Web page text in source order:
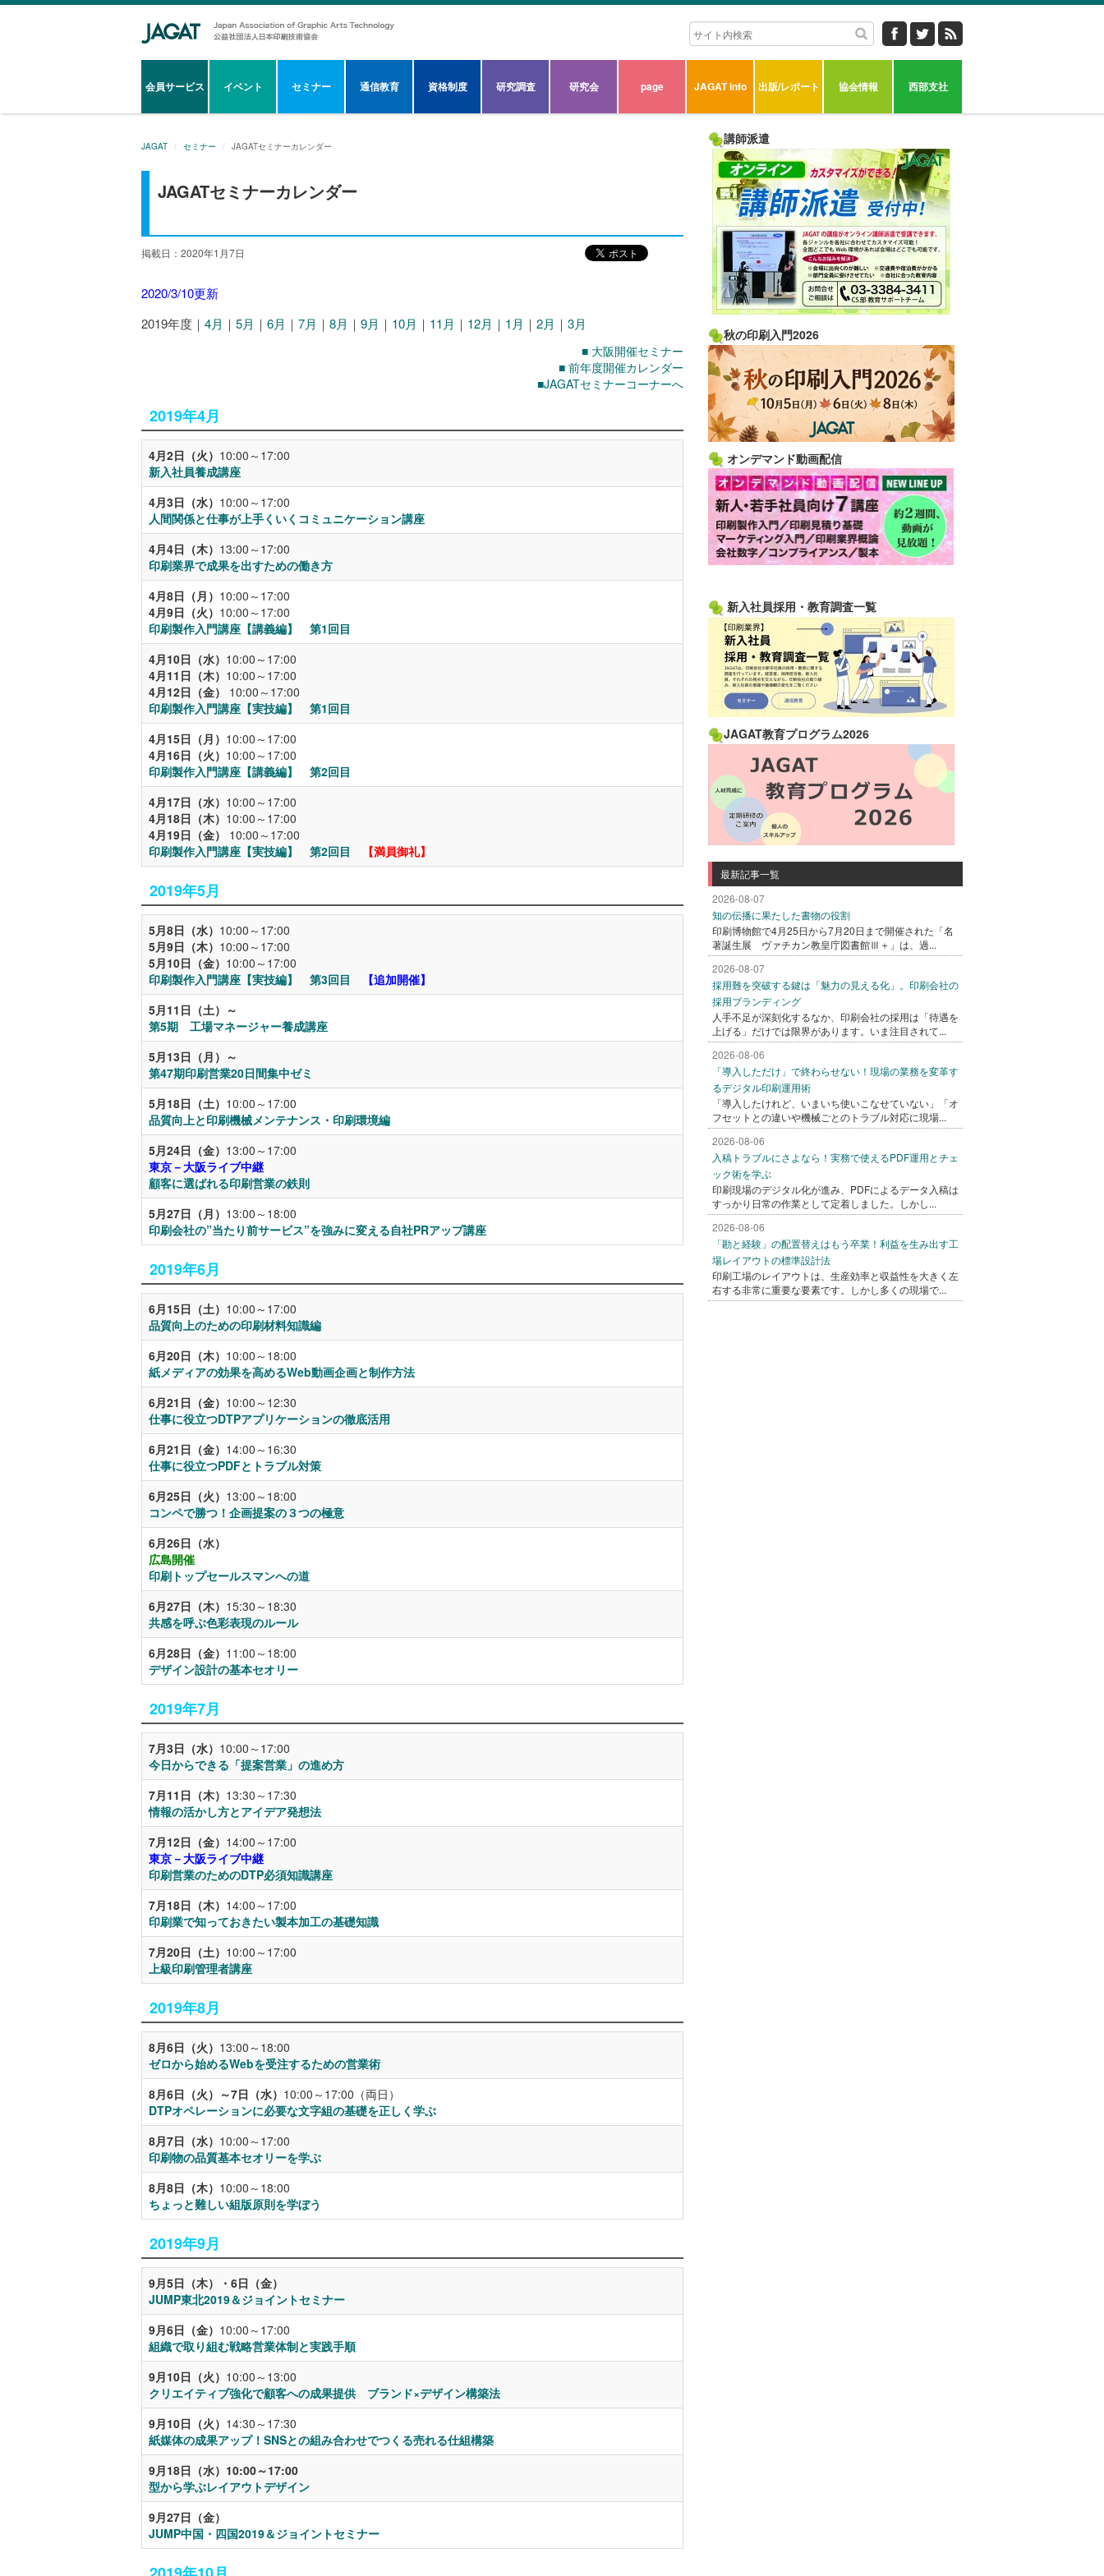
会員サービス イベント セミナー 通信教育 資格制度 研究調査 研究会 page JAGAT info 出版/レポート 協会情報 西部支社
JAGAT セミナー JAGATセミナーカレンダー
JAGATセミナーカレンダー
掲載日：2020年1月7日
2020/3/10更新
2019年度｜ 4月 ｜ 5月 ｜ 6月 ｜ 7月 ｜ 8月 ｜ 9月 ｜ 10月 ｜ 11月 ｜ 12月 ｜ 1月 ｜ 2月 ｜ 3月
■ 大阪開催セミナー
■ 前年度開催カレンダー
■JAGATセミナーコーナーへ
2019年4月
4月2日（火） 10:00～17:00
新入社員養成講座
4月3日（水） 10:00～17:00
人間関係と仕事が上手くいくコミュニケーション講座
4月4日（木） 13:00～17:00
印刷業界で成果を出すための働き方
4月8日（月） 10:00～17:00
4月9日（火） 10:00～17:00
印刷製作入門講座【講義編】 第1回目
4月10日（水） 10:00～17:00
4月11日（木） 10:00～17:00
4月12日（金）
10:00～17:00
印刷製作入門講座【実技編】 第1回目
4月15日（月） 10:00～17:00
4月16日（火） 10:00～17:00
印刷製作入門講座【講義編】 第2回目
4月17日（水） 10:00～17:00
4月18日（木） 10:00～17:00
4月19日（金） 10:00～17:00
印刷製作入門講座【実技編】 第2回目
【満員御礼】
2019年5月
5月8日（水） 10:00～17:00
5月9日（木） 10:00～17:00
5月10日（金） 10:00～17:00
印刷製作入門講座【実技編】 第3回目
【追加開催】
5月11日（土）～
第5期 工場マネージャー養成講座
5月13日（月）～
第47期印刷営業20日間集中ゼミ
5月18日（土） 10:00～17:00
品質向上と印刷機械メンテナンス・印刷環境編
5月24日（金） 13:00～17:00
東京－大阪ライブ中継
顧客に選ばれる印刷営業の鉄則
5月27日（月） 13:00～18:00
印刷会社の”当たり前サービス”を強みに変える自社PRアップ講座
2019年6月
6月15日（土） 10:00～17:00
品質向上のための印刷材料知識編
6月20日（木） 10:00～18:00
紙メディアの効果を高めるWeb動画企画と制作方法
6月21日（金） 10:00～12:30
仕事に役立つDTPアプリケーションの徹底活用
6月21日（金） 14:00～16:30
仕事に役立つPDFとトラブル対策
6月25日（火） 13:00～18:00
コンペで勝つ！企画提案の３つの極意
6月26日（水）
広島開催
印刷トップセールスマンへの道
6月27日（木） 15:30～18:30
共感を呼ぶ色彩表現のルール
6月28日（金） 11:00～18:00
デザイン設計の基本セオリー
2019年7月
7月3日（水） 10:00～17:00
今日からできる「提案営業」の進め方
7月11日（木） 13:30～17:30
情報の活かし方とアイデア発想法
7月12日（金） 14:00～17:00
東京－大阪ライブ中継
印刷営業のためのDTP必須知識講座
7月18日（木） 14:00～17:00
印刷業で知っておきたい製本加工の基礎知識
7月20日（土） 10:00～17:00
上級印刷管理者講座
2019年8月
8月6日（火） 13:00～18:00
ゼロから始めるWebを受注するための営業術
8月6日（火）～7日（水） 10:00～17:00（両日）
DTPオペレーションに必要な文字組の基礎を正しく学ぶ
8月7日（水） 10:00～17:00
印刷物の品質基本セオリーを学ぶ
8月8日（木） 10:00～18:00
ちょっと難しい組版原則を学ぼう
2019年9月
9月5日（木）・6日（金）
JUMP東北2019＆ジョイントセミナー
9月6日（金） 10:00～17:00
組織で取り組む戦略営業体制と実践手順
9月10日（火） 10:00～13:00
クリエイティブ強化で顧客への成果提供 ブランド×デザイン構築法
9月10日（火） 14:30～17:30
紙媒体の成果アップ！SNSとの組み合わせでつくる売れる仕組構築
9月18日（水）10:00～17:00
型から学ぶレイアウトデザイン
9月27日（金）
JUMP中国・四国2019＆ジョイントセミナー
講師派遣
秋の印刷入門2026
オンデマンド動画配信
新入社員採用・教育調査一覧
JAGAT教育プログラム2026
最新記事一覧
2026-08-07
知の伝播に果たした書物の役割
印刷博物館で4月25日から7月20日まで開催された「名
著誕生展 ヴァチカン教皇庁図書館Ⅲ＋」は、過...
2026-08-07
採用難を突破する鍵は「魅力の見える化」。印刷会社の
採用ブランディング
人手不足が深刻化するなか、印刷会社の採用は「待遇を
上げる」だけでは限界があります。いま注目されて...
2026-08-06
「導入しただけ」で終わらせない！現場の業務を変革す
るデジタル印刷運用術
「導入したけれど、いまいち使いこなせていない」「オ
フセットとの違いや機械ごとのトラブル対応に現場...
2026-08-06
入稿トラブルにさよなら！実務で使えるPDF運用とチェ
ック術を学ぶ
印刷現場のデジタル化が進み、PDFによるデータ入稿は
すっかり日常の作業として定着しました。しかし...
2026-08-06
「勘と経験」の配置替えはもう卒業！利益を生み出す工
場レイアウトの標準設計法
印刷工場のレイアウトは、生産効率と収益性を大きく左
右する非常に重要な要素です。しかし多くの現場で...